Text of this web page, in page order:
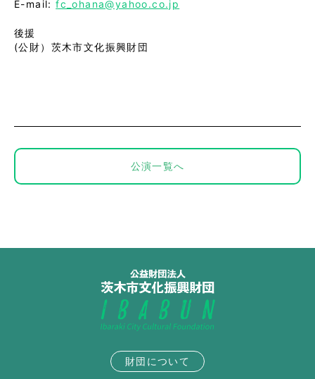
E-mail:fc_ohana@yahoo.co.jp
後援
(公財）茨木市文化振興財団
公演一覧へ
財団について